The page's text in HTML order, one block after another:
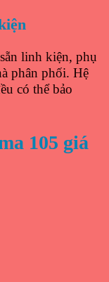
linh kiện, phụ
phân phối. Hệ
có thể bảo
105 giá